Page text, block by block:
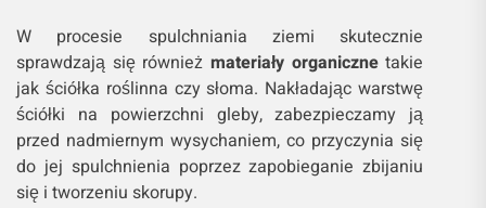
W procesie spulchniania ziemi skutecznie
sprawdzają się również materiały organicznetakie
jak ściółka roślinna czy słoma. Nakładając warstwę
ściółki na powierzchni gleby, zabezpieczamy ją
przed nadmiernym wysychaniem, co przyczynia się
do jej spulchnienia poprzez zapobieganie zbijaniu
się i tworzeniu skorupy.